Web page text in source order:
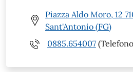
Piazza Aldo Moro, 12
Sant'Antonio (FG)
0885.654007